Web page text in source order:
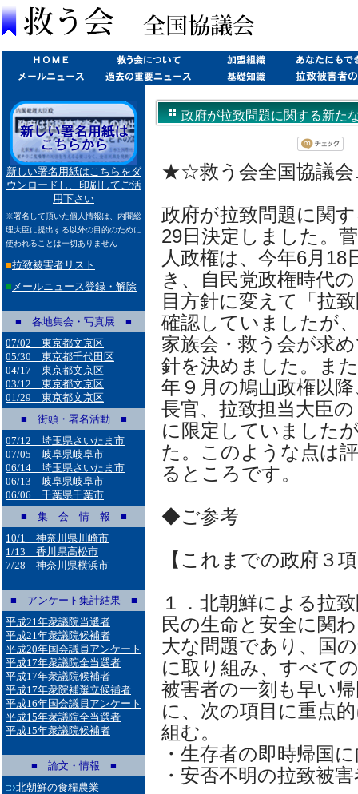
新しい署名用紙はこちらをダ
ウンロードし、印刷してご活
用下さい
※署名して頂いた個人情報は、内閣総
理大臣に提出する以外の目的のために
使われることは一切ありません
■拉致被害者リスト
■ メールニュース登録・解除
■ 各地集会・写真展 ■
07/02 東京都文京区
05/30 東京都千代田区
04/17 東京都文京区
03/12 東京都文京区
01/29 東京都文京区
■ 街頭・署名活動 ■
07/12 埼玉県さいたま市
07/05 岐阜県岐阜市
06/14 埼玉県さいたま市
06/13 岐阜県岐阜市
06/06 千葉県千葉市
■ 集 会 情 報 ■
10/1 神奈川県川崎市
1/13 香川県高松市
7/28 神奈川県横浜市
■ アンケート集計結果 ■
平成21年衆議院当選者
平成21年衆議院候補者
平成20年国会議員アンケート
平成17年衆議院全当選者
平成17年衆議院候補者
平成17年衆院補選立候補者
平成16年国会議員アンケート
平成15年衆議院全当選者
平成15年衆議院候補者
■ 論文・情報 ■
北朝鮮の食糧農業
政府が拉致問題に関する新た
★☆救う会全国協議
政府が拉致問題に関
29日決定しました。
人政権は、今年6月18
き、自民党政権時代
目方針に変えて「拉
確認していましたが
家族会・救う会が求
針を決めました。ま
年９月の鳩山政権以
長官、拉致担当大臣
に限定していました
た。このような点は
るところです。
◆ご参考
【これまでの政府３
１．北朝鮮による拉
民の生命と安全に関
大な問題であり、国
に取り組み、すべて
被害者の一刻も早い
に、次の項目に重点
組む。
・生存者の即時帰国
・安否不明の拉致被